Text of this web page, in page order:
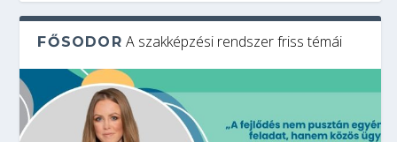
FŐSODOR A szakképzési rendszer friss témái